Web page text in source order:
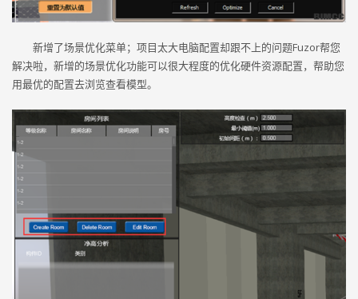
新增了场景优化菜单；项目太大电脑配置却跟不上的问题Fuzor帮您
解决啦，新增的场景优化功能可以很大程度的优化硬件资源配置，帮助您
用最优的配置去浏览查看模型。